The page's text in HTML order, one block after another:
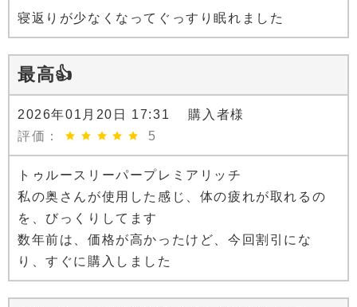
寝返りが少なくなってぐっすり眠れました
最高👍
2026年01月20日 17:31 購入者様
評価：
5
トゥルースリーパープレミアリッチ
私の奥さんが使用した感じ、体の疲れが取れるの
を、びっくりしてます
数年前は、価格が高かったけど、今回割引にな
り、すぐに購入しました